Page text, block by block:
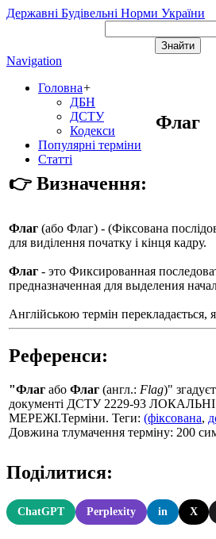
Державні Будівельні Норми України
Navigation
Головна+
ДБН
ДСТУ
Кодекси
Популярні терміни
Статті
Флаг
👉 Визначення:
Флаг (або Флаг) - (Фіксована
для виділення початку і кінця кадру.
Флаг - это Фиксированная
предназначенная для выделения
Англійською термін перекладається,
Референси:
"Флаг або Флаг (англ.: Flag)"
документі ДСТУ 2229-93
МЕРЕЖІ.Терміни. Теги: (фіксована,
Довжина тлумачення терміну: 200
Поділитися:
ChatGPT Perplexity in X